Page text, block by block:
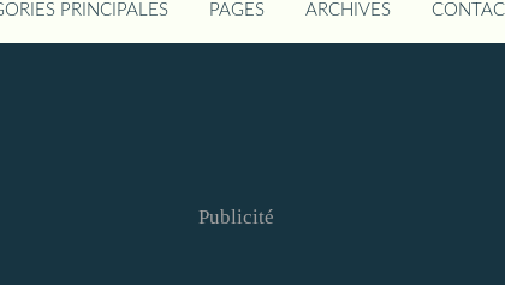
PRINCIPALES PAGES ARCHIVES
Publicité